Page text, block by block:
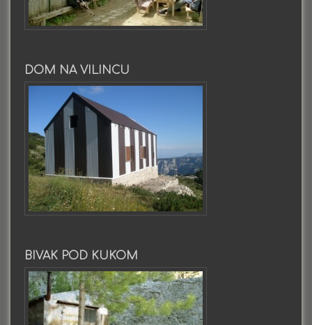
DOM NA VILINCU
BIVAK POD KUKOM